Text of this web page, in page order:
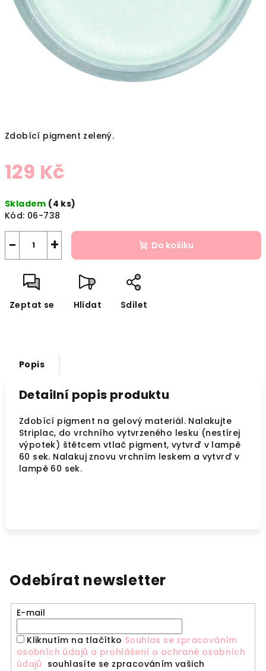
Zdobící pigment zelený.
129 Kč
cena:
Skladem (4 ks)
Kód: 06-738
+
− Do košíku
Zeptat se Hlídat Sdílet
Popis
Detailní popis produktu
Zdobící pigment na gelový materiál. Nalakujte
Striplac, do vrchního vytvrzeného lesku (nestírej
výpotek) štětcem vtlač pigment, vytvrď v lampě
60 sek. Nalakuj znovu vrchním leskem a vytvrď v
lampě 60 sek.
Odebírat newsletter
E-mail
Kliknutím na tlačítko Souhlas se zpracováním
osobních údajů a prohlášení o ochraně osobních
údajů souhlasíte se zpracováním vašich